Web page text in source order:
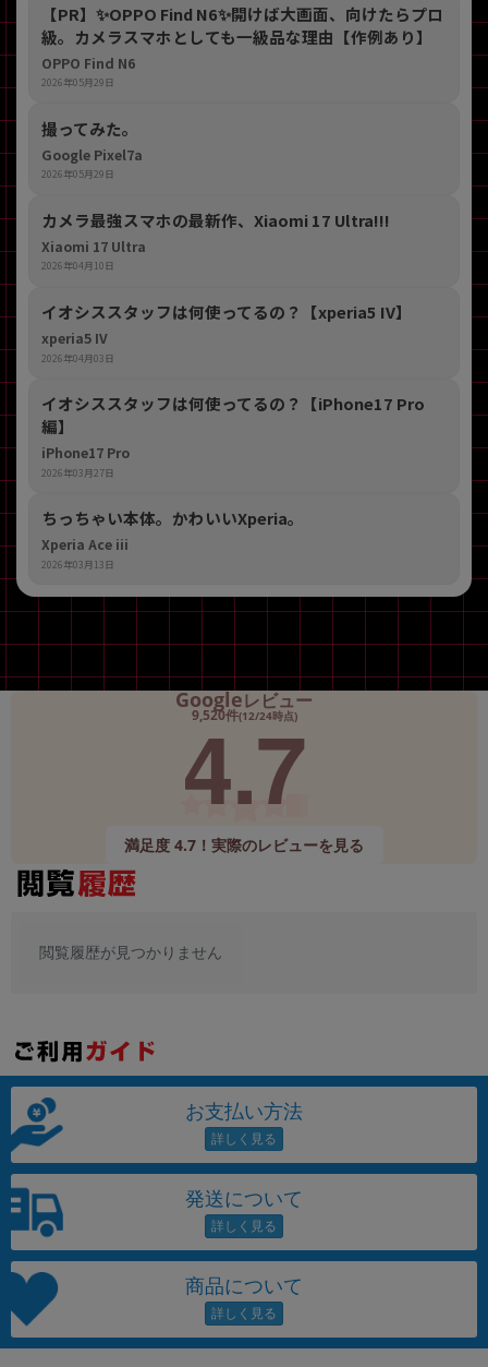
【PR】​✨OPPO Find N6✨開けば大画面、向けたらプロ
級。カメラスマホとしても一級品な理由【作例あり】
OPPO Find N6
2026年05月29日
撮ってみた。
Google Pixel7a
2026年05月29日
カメラ最強スマホの最新作、Xiaomi 17 Ultra!!!
Xiaomi 17 Ultra
2026年04月10日
イオシススタッフは何使ってるの？【xperia5 IV】
xperia5 IV
2026年04月03日
イオシススタッフは何使ってるの？【iPhone17 Pro
編】
iPhone17 Pro
2026年03月27日
ちっちゃい本体。かわいいXperia。
Xperia Ace iii
2026年03月13日
Googleレビュー
9,520件(12/24時点)
4.7
満足度 4.7！実際のレビューを見る
閲覧履歴が見つかりません
お支払い方法
発送について
商品について